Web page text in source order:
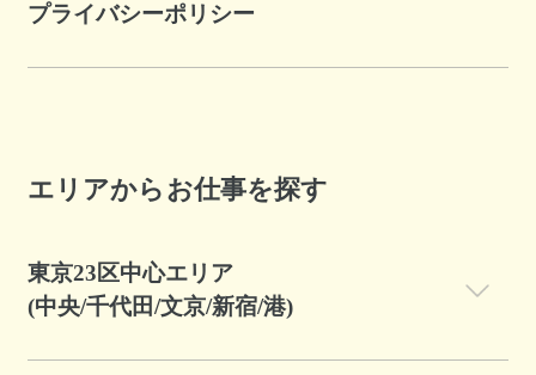
プライバシーポリシー
エリアからお仕事を探す
東京23区中心エリア
(中央/千代田/文京/新宿/港)